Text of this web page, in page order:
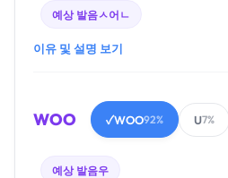
예상 발음ㅅ어ㄴ
이유 및 설명 보기
WOO ✓WOO92% U7%
예상 발음우